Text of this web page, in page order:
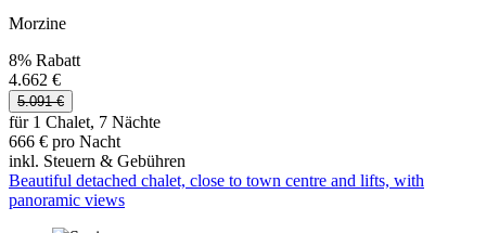
Morzine
8% Rabatt
4.662 €
5.091 €
für 1 Chalet, 7 Nächte
666 € pro Nacht
inkl. Steuern & Gebühren
Beautiful detached chalet, close to town centre and lifts, with
panoramic views